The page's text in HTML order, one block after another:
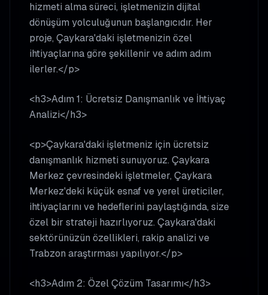
hizmeti alma süreci, işletmenizin dijital
dönüşüm yolculuğunun başlangıcıdır. Her
proje, Çaykara'daki işletmenizin özel
ihtiyaçlarına göre şekillenir ve adım adım
ilerler.</p>
<h3>Adım 1: Ücretsiz Danışmanlık ve İhtiyaç
Analizi</h3>
<p>Çaykara'daki işletmeniz için ücretsiz
danışmanlık hizmeti sunuyoruz. Çaykara
Merkez çevresindeki işletmeler, Çaykara
Merkez'deki küçük esnaf ve yerel üreticiler,
ihtiyaçlarını ve hedeflerini paylaştığında, size
özel bir strateji hazırlıyoruz. Çaykara'daki
sektörünüzün özellikleri, rakip analizi ve
Trabzon araştırması yapılıyor.</p>
<h3>Adım 2: Özel Çözüm Tasarımı</h3>